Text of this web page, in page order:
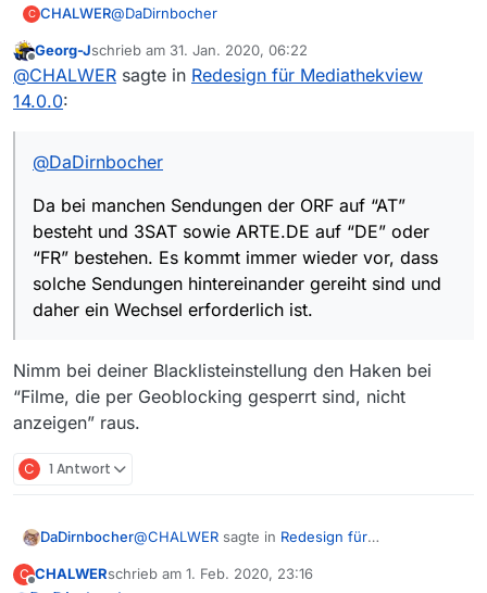
C CHALWER@DaDirnbocher
Da bei manchen Sendungen der ORF auf “AT”
besteht und 3SAT sowie ARTE.DE auf “DE” oder
Offline
Georg-Jschrieb am 31. Jan. 2020, 06:22
zuletzt editiert von
@CHALWER sagte in Redesign für Mediathekview
14.0.0:
@DaDirnbocher
Da bei manchen Sendungen der ORF auf “AT”
besteht und 3SAT sowie ARTE.DE auf “DE” oder
“FR” bestehen. Es kommt immer wieder vor, dass
solche Sendungen hintereinander gereiht sind und
daher ein Wechsel erforderlich ist.
Nimm bei deiner Blacklisteinstellung den Haken bei
“Filme, die per Geoblocking gesperrt sind, nicht
anzeigen” raus.
C 1 Antwort
DaDirnbocher@CHALWER sagte in Redesign für
C
Offline
CHALWERschrieb am 1. Feb. 2020, 23:16
zuletzt editiert von